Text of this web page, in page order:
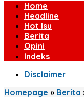
Home
Headline
Hot Isu
Berita
Opini
Indeks
Disclaimer
Homepage » Berita